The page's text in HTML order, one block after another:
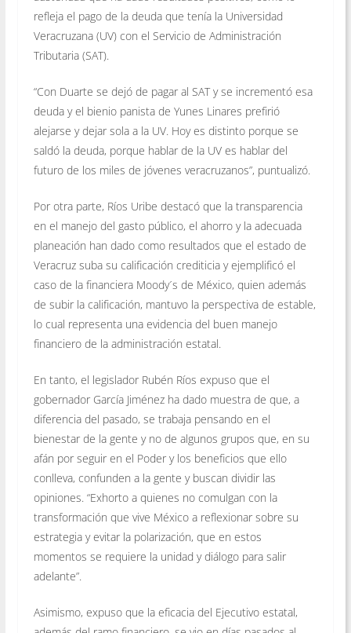
refleja el pago de la deuda que tenía la Universidad
Veracruzana (UV) con el Servicio de Administración
Tributaria (SAT).
“Con Duarte se dejó de pagar al SAT y se incrementó esa
deuda y el bienio panista de Yunes Linares prefirió
alejarse y dejar sola a la UV. Hoy es distinto porque se
saldó la deuda, porque hablar de la UV es hablar del
futuro de los miles de jóvenes veracruzanos”, puntualizó.
Por otra parte, Ríos Uribe destacó que la transparencia
en el manejo del gasto público, el ahorro y la adecuada
planeación han dado como resultados que el estado de
Veracruz suba su calificación crediticia y ejemplificó el
caso de la financiera Moody´s de México, quien además
de subir la calificación, mantuvo la perspectiva de estable,
lo cual representa una evidencia del buen manejo
financiero de la administración estatal.
En tanto, el legislador Rubén Ríos expuso que el
gobernador García Jiménez ha dado muestra de que, a
diferencia del pasado, se trabaja pensando en el
bienestar de la gente y no de algunos grupos que, en su
afán por seguir en el Poder y los beneficios que ello
conlleva, confunden a la gente y buscan dividir las
opiniones. “Exhorto a quienes no comulgan con la
transformación que vive México a reflexionar sobre su
estrategia y evitar la polarización, que en estos
momentos se requiere la unidad y diálogo para salir
adelante”.
Asimismo, expuso que la eficacia del Ejecutivo estatal,